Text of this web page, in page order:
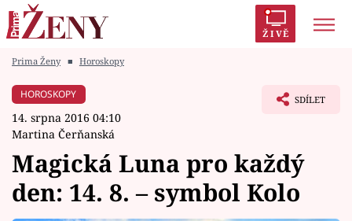
ŽIVĚ
Módní alarm
Témata
Prima Ženy ■ Horoskopy
HOROSKOPY
14. srpna 2016 04:10
Martina Čerňanská
SDÍLET
Magická Luna pro každý
den: 14. 8. – symbol Kolo